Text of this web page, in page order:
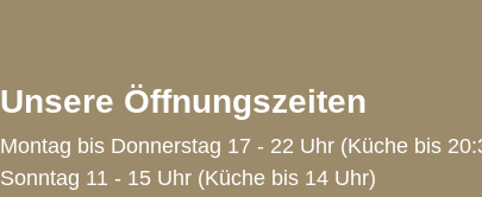
Unsere Öffnungszeiten
Montag bis Donnerstag 17 - 22 Uhr (Küche bis
Sonntag 11 - 15 Uhr (Küche bis 14 Uhr)